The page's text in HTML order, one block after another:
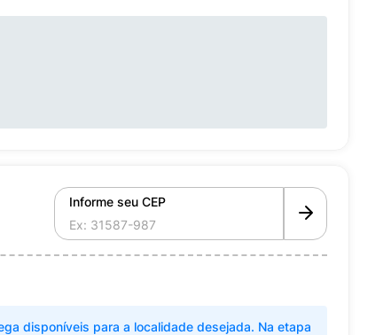
Informe seu CEP
disponíveis para a localidade desejada. Na etapa